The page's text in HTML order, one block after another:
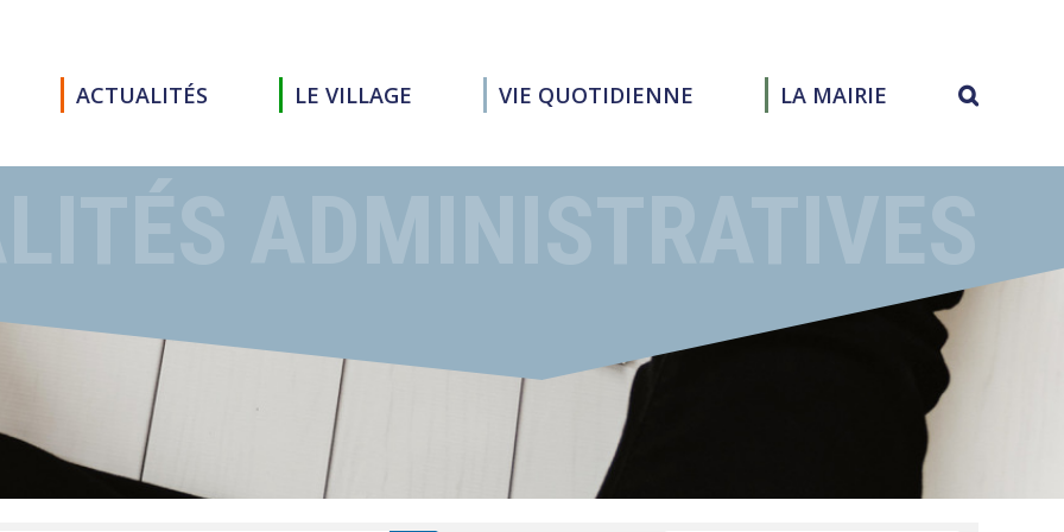
ACTUALITÉS LE VILLAGE VIE QUOTIDIENNE LA MAIRIE